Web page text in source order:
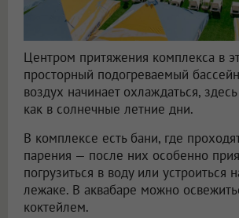
Центром притяжения комплекса в
просторный подогреваемый
воздух начинает охлаждаться,
как в солнечные летние дни.
В комплексе есть бани, где
парения — после них особенно
погрузиться в воду или устроиться
лежаке. В аквабаре можно
коктейлем.